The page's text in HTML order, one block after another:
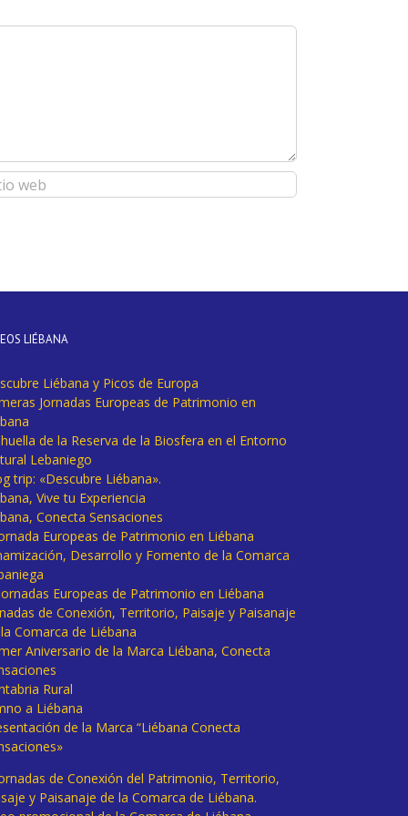
LIÉBANA
Liébana y Picos de Europa
Jornadas Europeas de Patrimonio en
de la Reserva de la Biosfera en el Entorno
Lebaniego
trip: «Descubre Liébana».
Vive tu Experiencia
Conecta Sensaciones
Europeas de Patrimonio en Liébana
Desarrollo y Fomento de la Comarca
Europeas de Patrimonio en Liébana
de Conexión, Territorio, Paisaje y Paisanaje
Comarca de Liébana
Aniversario de la Marca Liébana, Conecta
Rural
a Liébana
de la Marca “Liébana Conecta
de Conexión del Patrimonio, Territorio,
y Paisanaje de la Comarca de Liébana.